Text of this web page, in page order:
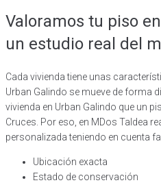
Valoramos tu piso
un estudio real del
Cada vivienda tiene unas
Urban Galindo se mueve de forma
vivienda en Urban Galindo que un
Cruces. Por eso, en MDos Taldea
personalizada teniendo en cuenta
Ubicación exacta
Estado de conservación